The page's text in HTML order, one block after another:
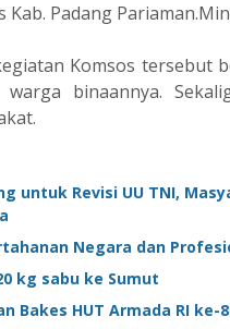
Padang
Komsos tersebut
binaannya.
untuk Revisi UU TNI,
Negara dan
kg sabu ke Sumut
Bakes HUT Armada RI ke-